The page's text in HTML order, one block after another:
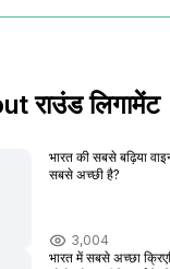
राउंड लिगामेंट
भारत की सबसे बढ़िया
सबसे अच्छी है?
3,004
भारत में सबसे अच्छा